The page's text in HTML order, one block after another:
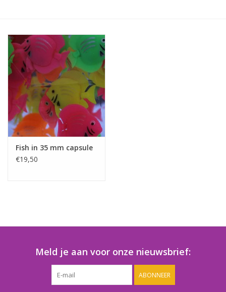
Lege capsules
Speelgoedautomaten
Speelgoedpakketten
Gevulde capsules & mixen
Fish in 35 mm capsule
€19,50
Meld je aan voor onze nieuwsbrief:
ABONNEER